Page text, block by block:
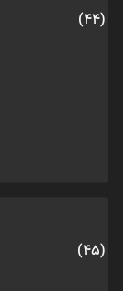
(44)
(45)